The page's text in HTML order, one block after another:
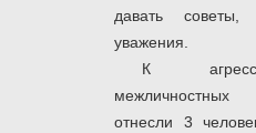
давать
уважения.
К
отнесли 3